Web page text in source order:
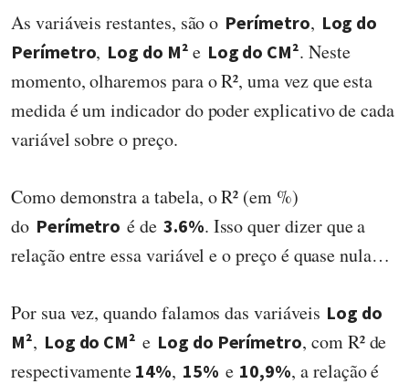
As variáveis restantes, são o Perímetro, Log do
Perímetro, Log do M² e Log do CM². Neste
momento, olharemos para o R², uma vez que esta
medida é um indicador do poder explicativo de cada
variável sobre o preço.
Como demonstra a tabela, o R² (em %)
do Perímetro é de 3.6%. Isso quer dizer que a
relação entre essa variável e o preço é quase nula…
Por sua vez, quando falamos das variáveis Log do
M², Log do CM² e Log do Perímetro, com R² de
respectivamente 14%, 15% e 10,9%, a relação é